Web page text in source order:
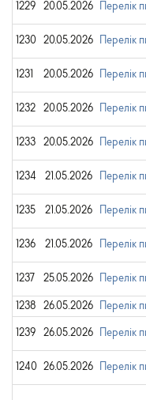
1229 20.05.2026 Перелік
1230 20.05.2026 Перелік
1231 20.05.2026 Перелік
1232 20.05.2026 Перелік
1233 20.05.2026 Перелік
1234 21.05.2026 Перелік
1235 21.05.2026 Перелік
1236 21.05.2026 Перелік
1237 25.05.2026 Перелік
1238 26.05.2026 Перелік
1239 26.05.2026 Перелік
1240 26.05.2026 Перелік